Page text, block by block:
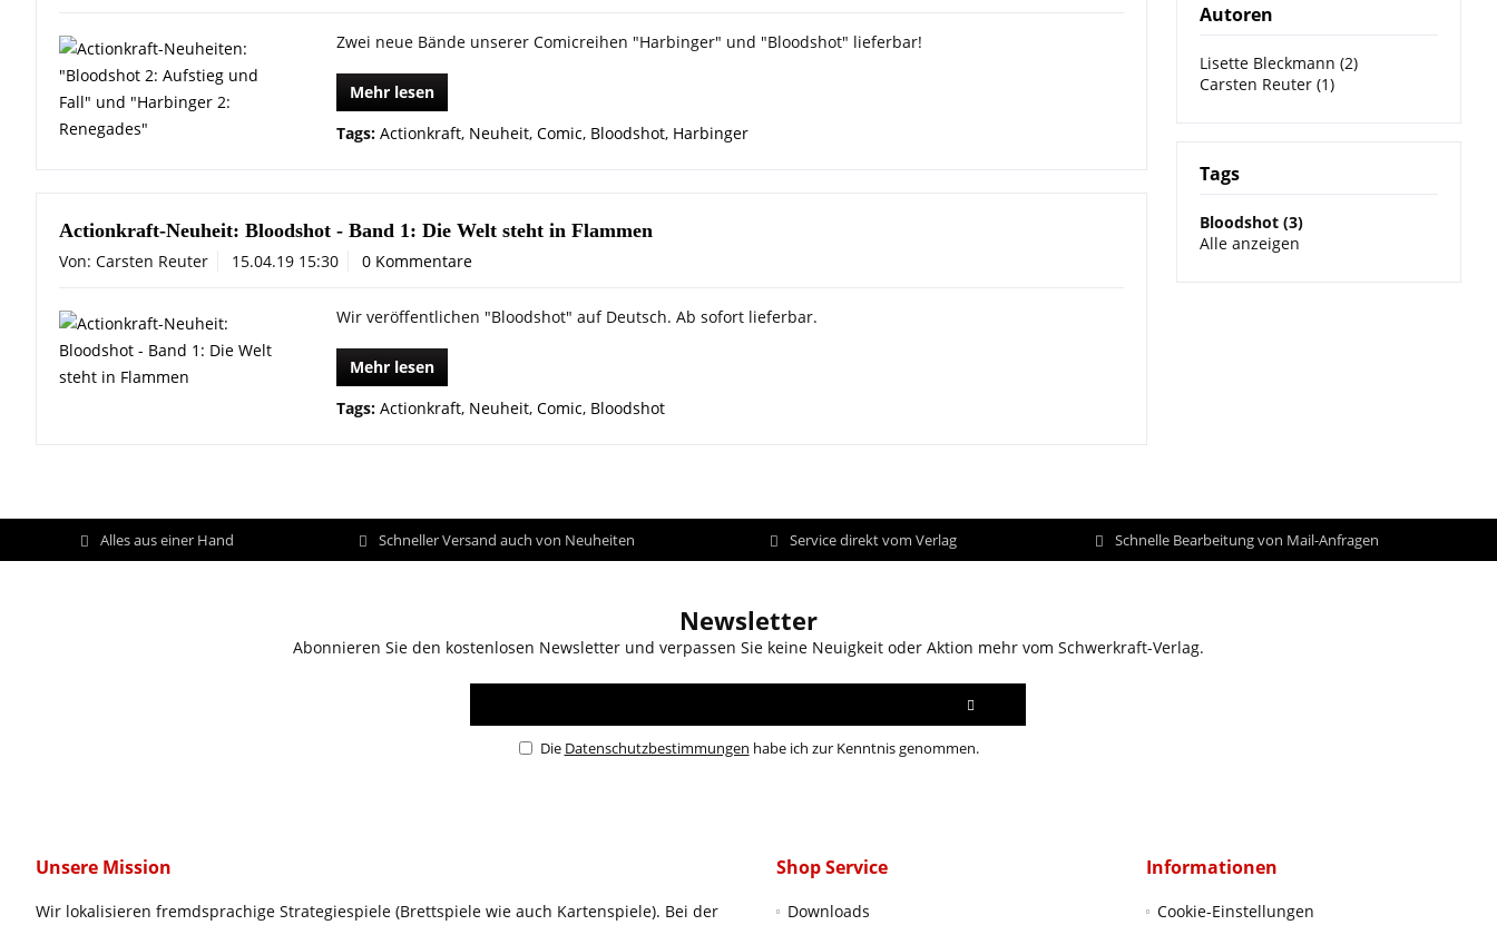
Autoren
Lisette Bleckmann (2)
Carsten Reuter (1)
Tags
Bloodshot (3)
Alle anzeigen
Zwei neue Bände unserer Comicreihen "Harbinger" und "Bloodshot" lieferbar!
Mehr lesen
Tags: Actionkraft, Neuheit, Comic, Bloodshot, Harbinger
Actionkraft-Neuheit: Bloodshot - Band 1: Die Welt steht in Flammen
Von: Carsten Reuter 15.04.19 15:30 0 Kommentare
Wir veröffentlichen "Bloodshot" auf Deutsch. Ab sofort lieferbar.
Mehr lesen
Tags: Actionkraft, Neuheit, Comic, Bloodshot
Alles aus einer Hand Schneller Versand auch von Neuheiten Service direkt vom Verlag Schnelle Bearbeitung von Mail-Anfragen
Newsletter
Abonnieren Sie den kostenlosen Newsletter und verpassen Sie keine Neuigkeit oder Aktion mehr vom Schwerkraft-Verlag.
Die Datenschutzbestimmungen habe ich zur Kenntnis genommen.
Unsere Mission
Wir lokalisieren fremdsprachige Strategiespiele (Brettspiele wie auch Kartenspiele). Bei der
Shop Service
Downloads
Informationen
Cookie-Einstellungen